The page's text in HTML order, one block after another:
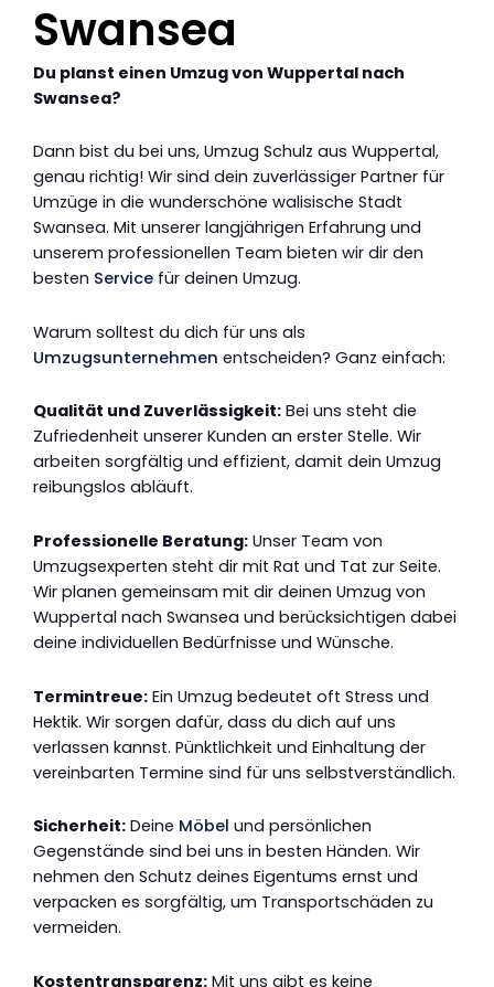
Swansea
Du planst einen Umzug von Wuppertal nach
Swansea?
Dann bist du bei uns, Umzug Schulz aus Wuppertal,
genau richtig! Wir sind dein zuverlässiger Partner für
Umzüge in die wunderschöne walisische Stadt
Swansea. Mit unserer langjährigen Erfahrung und
unserem professionellen Team bieten wir dir den
besten Service für deinen Umzug.
Warum solltest du dich für uns als
Umzugsunternehmen entscheiden? Ganz einfach:
Qualität und Zuverlässigkeit: Bei uns steht die
Zufriedenheit unserer Kunden an erster Stelle. Wir
arbeiten sorgfältig und effizient, damit dein Umzug
reibungslos abläuft.
Professionelle Beratung: Unser Team von
Umzugsexperten steht dir mit Rat und Tat zur Seite.
Wir planen gemeinsam mit dir deinen Umzug von
Wuppertal nach Swansea und berücksichtigen dabei
deine individuellen Bedürfnisse und Wünsche.
Termintreue: Ein Umzug bedeutet oft Stress und
Hektik. Wir sorgen dafür, dass du dich auf uns
verlassen kannst. Pünktlichkeit und Einhaltung der
vereinbarten Termine sind für uns selbstverständlich.
Sicherheit: Deine Möbel und persönlichen
Gegenstände sind bei uns in besten Händen. Wir
nehmen den Schutz deines Eigentums ernst und
verpacken es sorgfältig, um Transportschäden zu
vermeiden.
Kostentransparenz: Mit uns gibt es keine